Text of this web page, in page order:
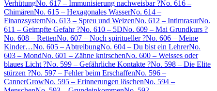
VerhütungNo. 617 – Immunisierung nachweisbar ?No. 616 –
ChimärenNo. 615 – Hexagonales WasserNo. 614 –
FinanzsystemNo. 613 – Spreu und WeizenNo. 612 – IntimrasurNo.
611 – Geimpfte Gefahr ?No. 610 – 5DNo. 609 – Mai Grundkurs ?
No. 608 – RettenNo. 607 – Noch spiritueller ?No. 606 – Meine
Kinder…No. 605 – AbtreibungNo. 604 – Du bist ein LehrerNo.
603 – MondNo. 601 – Zähne knirschenNo. 600 – Weisses oder
blaues Licht ?No. 599 – Gefährliche Kontakte ?No. 598 – Die Elite
stürzen ?No. 597 – Fehler beim ErschaffenNo. 596 –
CannerGrowNo. 595 – Erinnerungen löschenNo. 594 –